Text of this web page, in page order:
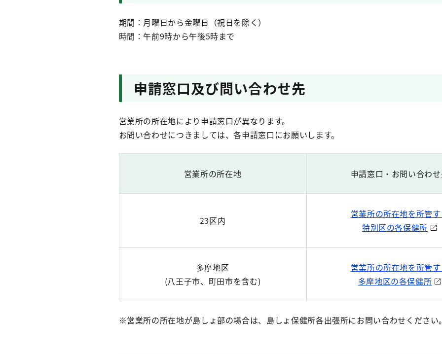
期間：月曜日から金曜日（祝日を除く）
時間：午前9時から午後5時まで
申請窓口及び問い合わせ先
営業所の所在地により申請窓口が異なります。
お問い合わせにつきましては、各申請窓口にお願いします。
営業所の所在地 申請窓口・お問い合わ
23区内
営業所の所在地を所管
特別区の各保健所
多摩地区
(八王子市、町田市を含む)
営業所の所在地を所管
多摩地区の各保健所
※営業所の所在地が島しょ部の場合は、島しょ保健所各出張所にお問い合わせください